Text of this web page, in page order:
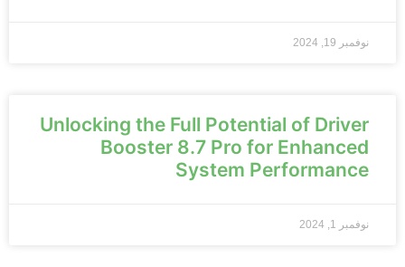
نوفمبر 19, 2024
Unlocking the Full Potential of Driver
Booster 8.7 Pro for Enhanced
System Performance
نوفمبر 1, 2024